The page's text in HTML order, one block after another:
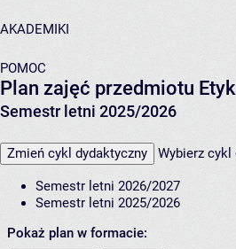
AKADEMIKI
POMOC
Plan zajęć przedmiotu
Semestr letni 2025/2026
Zmień cykl dydaktyczny Wybierz cykl
Semestr letni 2026/2027
Semestr letni 2025/2026
Pokaż plan w formacie: